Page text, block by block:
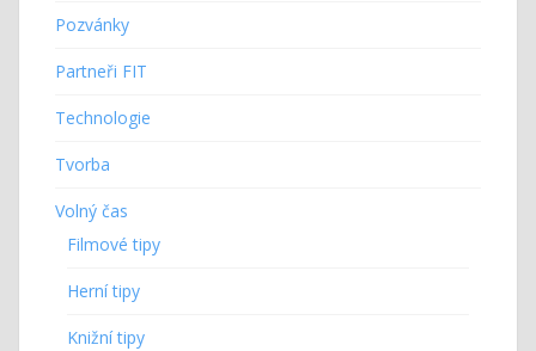
Pozvánky
Partneři FIT
Technologie
Tvorba
Volný čas
Filmové tipy
Herní tipy
Knižní tipy